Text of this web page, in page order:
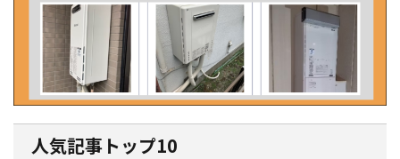
人気記事トップ10